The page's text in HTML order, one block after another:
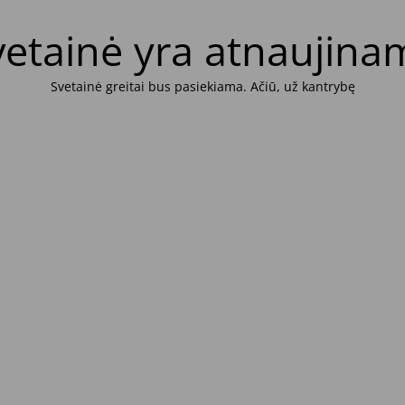
yra
Svetainė greitai bus pasiekiama. Ačiū, už kantrybę